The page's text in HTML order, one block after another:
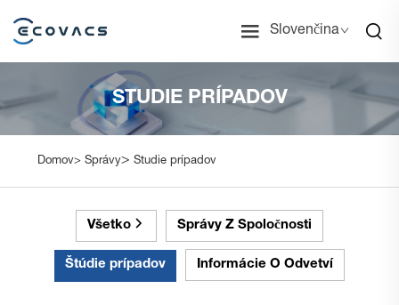
Slovenčina
STUDIE PRÍPADOV
Domov> Správy> Studie prípadov
Všetko Správy Z Spoločnosti
Štúdie prípadov Informácie O Odvetví